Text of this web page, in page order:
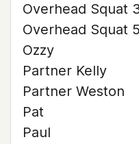
Overhead Squat
Overhead Squat
Ozzy
Partner Kelly
Partner Weston
Pat
Paul